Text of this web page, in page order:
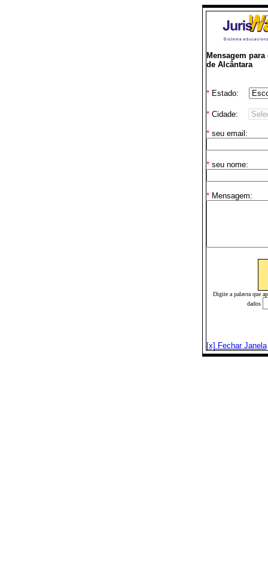
Mensagem
de Alcântara
*Estado:
*Cidade:
*seu email:
*seu nome:
*Mensagem:
Digite a palavra que
dados
[x] Fechar Janela